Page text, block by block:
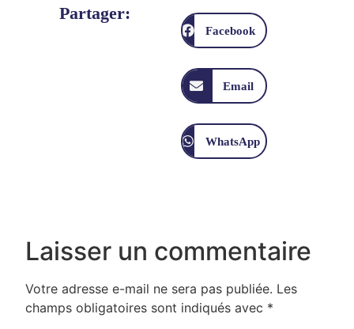
Partager:
Facebook
Email
WhatsApp
Laisser un commentaire
Votre adresse e-mail ne sera pas publiée. Les
champs obligatoires sont indiqués avec *